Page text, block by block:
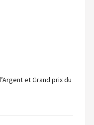
et Grand prix du